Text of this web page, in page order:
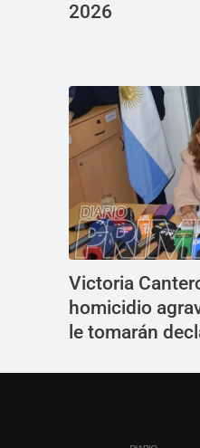
2026
Victoria
homicidio
le tomarán